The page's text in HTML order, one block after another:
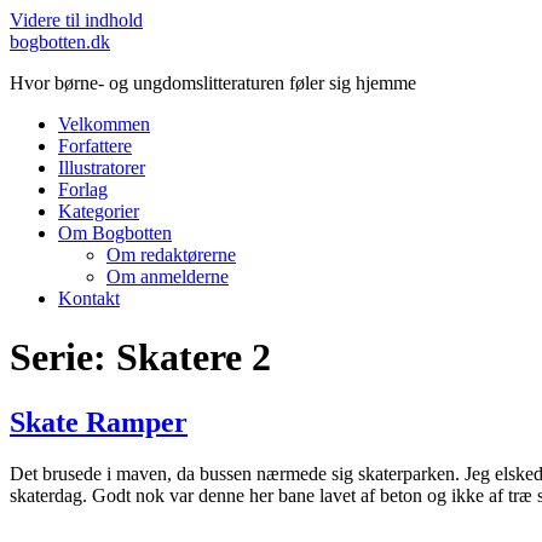
Videre til indhold
bogbotten.dk
Hvor børne- og ungdomslitteraturen føler sig hjemme
Velkommen
Forfattere
Illustratorer
Forlag
Kategorier
Om Bogbotten
Om redaktørerne
Om anmelderne
Kontakt
Serie: Skatere 2
Skate Ramper
Det brusede i maven, da bussen nærmede sig skaterparken. Jeg
skaterdag. Godt nok var denne her bane lavet af beton og ikke af